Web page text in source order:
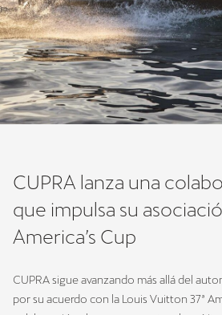
CUPRA lanza una
que impulsa su
America’s Cup
CUPRA sigue avanzando más allá del
por su acuerdo con la Louis Vuitton 37ª